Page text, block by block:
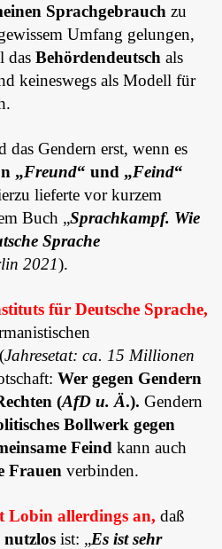
Sprachgebrauch zu
Umfang gelungen,
das Behördendeutsch als
keineswegs als Modell für
das Gendern erst, wenn es
„Freund“ und „Feind“
lieferte vor kurzem
Buch „Sprachkampf. Wie
Sprache
2021).
für Deutsche Sprache,
Jahresetat: ca. 15 Millionen
Wer gegen Gendern
(AfD u. Ä.). Gendern
Bollwerk gegen
Feind kann auch
Frauen verbinden.
Lobin allerdings an, daß
nutzlos ist: „Es ist sehr